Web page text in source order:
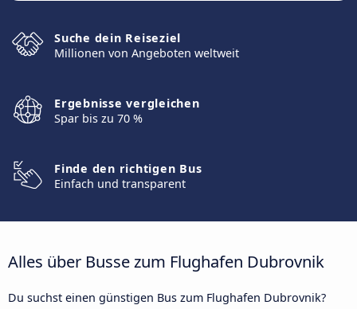
Suche dein Reiseziel
Millionen von Angeboten weltweit
Ergebnisse vergleichen
Spar bis zu 70 %
Finde den richtigen Bus
Einfach und transparent
Alles über Busse zum Flughafen Dubrovnik
Du suchst einen günstigen Bus zum Flughafen Dubrovnik?